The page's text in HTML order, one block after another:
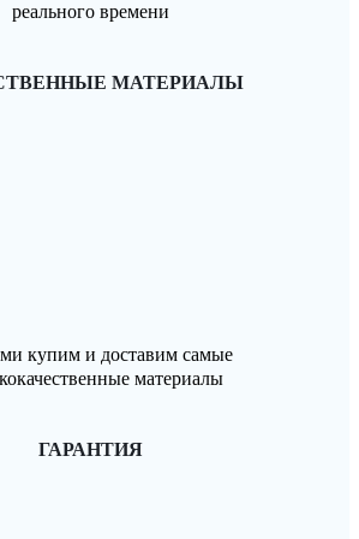
реального времени
МАТЕРИАЛЫ
купим и доставим самые
материалы
ГАРАНТИЯ